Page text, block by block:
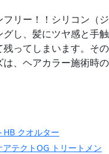
リー！！シリコン（ジ
し、髪にツヤ感と手触
ってしまいます。その
、ヘアカラー施術時の
HB クオルター
アテクトOG トリートメン